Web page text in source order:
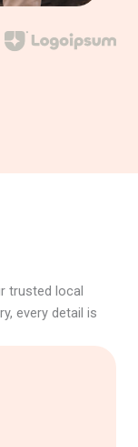
trusted local
every detail is